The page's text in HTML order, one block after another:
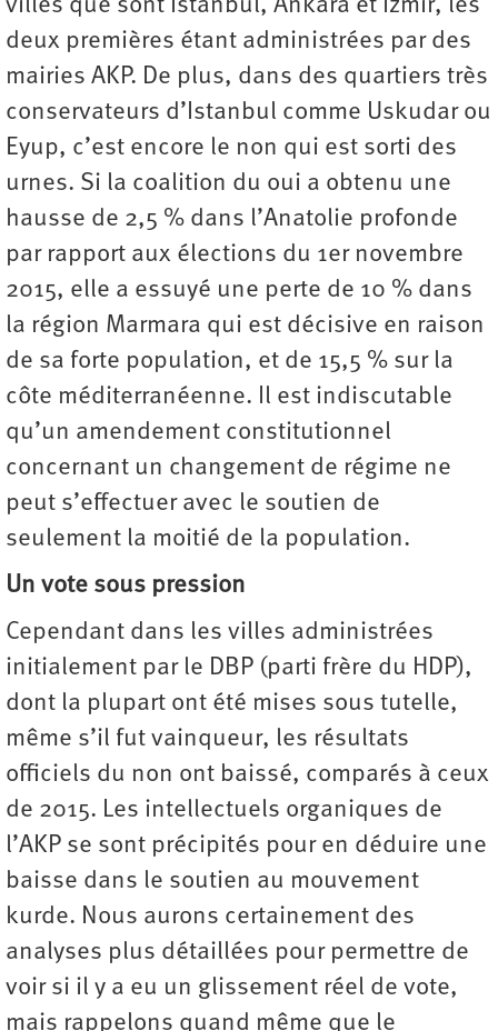
villes que sont Istanbul, Ankara et Izmir, les
deux premières étant administrées par des
mairies AKP. De plus, dans des quartiers très
conservateurs d’Istanbul comme Uskudar ou
Eyup, c’est encore le non qui est sorti des
urnes. Si la coalition du oui a obtenu une
hausse de 2,5 % dans l’Anatolie profonde
par rapport aux élections du 1er novembre
2015, elle a essuyé une perte de 10 % dans
la région Marmara qui est décisive en raison
de sa forte population, et de 15,5 % sur la
côte méditerranéenne. Il est indiscutable
qu’un amendement constitutionnel
concernant un changement de régime ne
peut s’effectuer avec le soutien de
seulement la moitié de la population.
Un vote sous pression
Cependant dans les villes administrées
initialement par le DBP (parti frère du HDP),
dont la plupart ont été mises sous tutelle,
même s’il fut vainqueur, les résultats
officiels du non ont baissé, comparés à ceux
de 2015. Les intellectuels organiques de
l’AKP se sont précipités pour en déduire une
baisse dans le soutien au mouvement
kurde. Nous aurons certainement des
analyses plus détaillées pour permettre de
voir si il y a eu un glissement réel de vote,
mais rappelons quand même que le